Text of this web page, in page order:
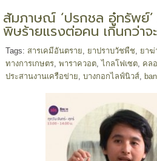
สัมภาษณ์ ‘ปรกชล อู๋ทรัพย์’
พิษร้ายแรงต่อคน เกินกว่าจ
Tags: สารเคมีอันตราย ยาปราบวัชพืช ยาฆ่
ทางการเกษตร, พาราควอต,ไกลโฟเซต, คล
ประสานงานเครือข่าย บางกอกไลฟ์นิวส์,